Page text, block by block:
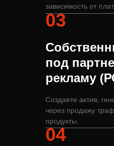
зависимость от
03
под
рекламу
Создаете актив,
через продажу
продукты.
04